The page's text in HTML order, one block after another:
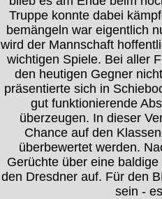
Truppe konnte dabei
bemängeln war eigentlich
wird der Mannschaft
wichtigen Spiele. Bei aller
den heutigen Gegner
präsentierte sich in
gut funktionierende
überzeugen. In dieser
Chance auf den
überbewertet werden.
Gerüchte über eine
den Dresdner auf. Für den
sein -